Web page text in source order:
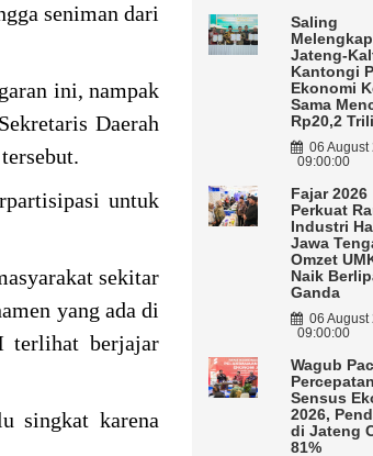
seniman dari
ini, nampak
Daerah
untuk
sekitar
yang ada di
terlihat berjajar
singkat karena
Saling
Jateng-
Kantongi
Ekonomi
Sama
Rp20,2
06 August
09:00:00
Fajar 2026
Perkuat
Industri
Jawa
Omzet
Naik
Ganda
06 August
09:00:00
Wagub
Percepatan
Sensus
2026,
di Jateng
81%